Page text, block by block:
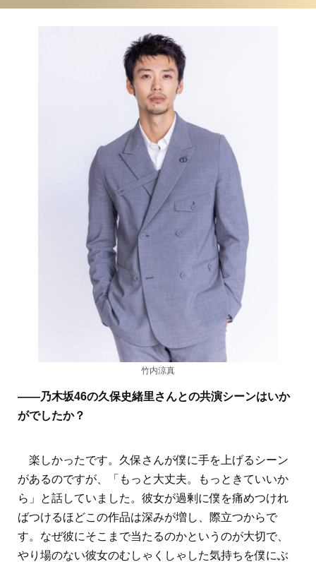
竹内涼真
――乃木坂46の久保史緒里さんとの共演シーンはいか
がでしたか？
楽しかったです。久保さんが僕に手を上げるシーン
があるのですが、「もっと大丈夫。もっときていいか
ら」と話していました。彼女が過剰に僕を痛めつけれ
ばつけるほどこの作品は深みが増し、際立つからで
す。なぜ彼にそこまで当たるのかというのが大切で、
やり場のない彼女のむしゃくしゃした気持ちを僕にぶ